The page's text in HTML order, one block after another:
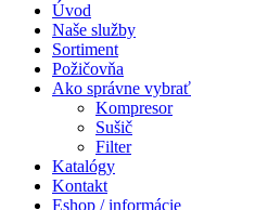
Úvod
Naše služby
Sortiment
Požičovňa
Ako správne vybrať
Kompresor
Sušič
Filter
Katalógy
Kontakt
Eshop / informácie